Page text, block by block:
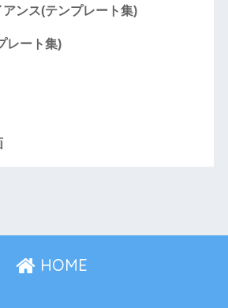
ンス(テンプレート集)
レート集)
HOME